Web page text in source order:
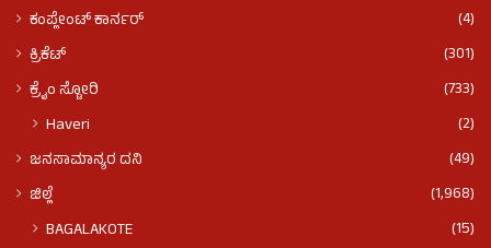
ಕಂಪ್ಲೇಂಟ್ ಕಾರ್ನರ್
(4)
ಕ್ರಿಕೆಟ್
(301)
ಕ್ರೈಂ ಸ್ಟೋರಿ
(733)
Haveri (2)
ಜನಸಾಮಾನ್ಯರ ದನಿ
(49)
ಜಿಲ್ಲೆ
(1,968)
BAGALAKOTE
(15)